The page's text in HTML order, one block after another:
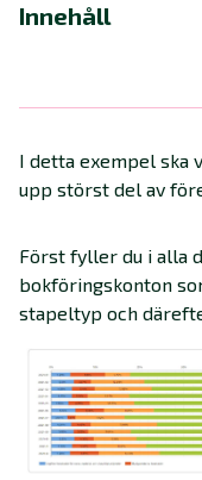
Innehåll
I detta exempel ska
upp störst del av
Först fyller du i alla
bokföringskonton
stapeltyp och